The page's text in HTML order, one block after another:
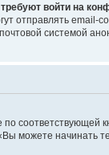
войти на
отправлять
системой
соответствующей
можете начинать